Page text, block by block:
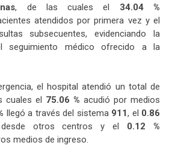
, de las cuales el 34.04 %
atendidos por primera vez y el
subsecuentes, evidenciando la
seguimiento médico ofrecido a la
el hospital atendió un total de
cuales el 75.06 % acudió por medios
llegó a través del sistema 911, el 0.86
otros centros y el 0.12 %
medios de ingreso.